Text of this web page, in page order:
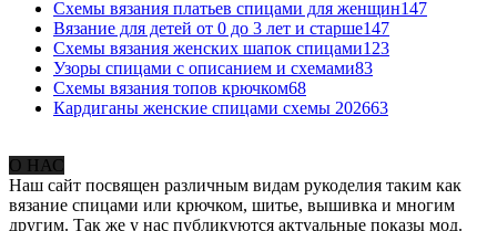
Схемы вязания платьев спицами для женщин147
Вязание для детей от 0 до 3 лет и старше147
Схемы вязания женских шапок спицами123
Узоры спицами с описанием и схемами83
Схемы вязания топов крючком68
Кардиганы женские спицами схемы 202663
О НАС
Наш сайт посвящен различным видам рукоделия таким как
вязание спицами или крючком, шитье, вышивка и многим
другим. Так же у нас публикуются актуальные показы мод.